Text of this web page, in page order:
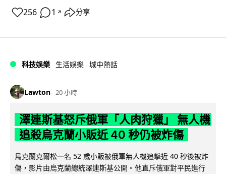
256 1 ↗ 分享
科技娛樂 生活娛樂 城中熱話
Lawton 20 小時
澤連斯基怒斥俄軍「人肉狩獵」 無人機
追殺烏克蘭小販近 40 秒仍被炸傷
烏克蘭克爾松一名 52 歲小販被俄軍無人機追擊近 40 秒後被炸
傷，影片由烏克蘭總統澤連斯基公開。他直斥俄軍對平民進行